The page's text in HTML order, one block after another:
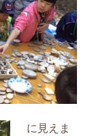
に見えま